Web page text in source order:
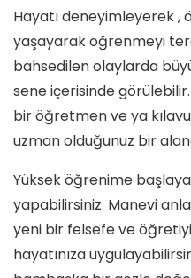
Hayatı deneyimleyerek ,
yaşayarak öğrenmeyi
bahsedilen olaylarda
sene içerisinde
bir öğretmen ve ya
uzman olduğunuz bir
Yüksek öğrenime
yapabilirsiniz. Manevi
yeni bir felsefe ve
hayatınıza